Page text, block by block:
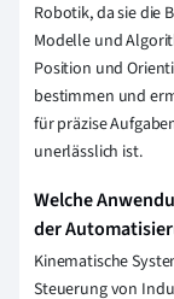
Robotik, da sie die
Modelle und
Position und
bestimmen und
für präzise
unerlässlich ist.
Welche
der
Kinematische
Steuerung von